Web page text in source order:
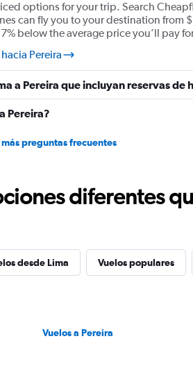
options for your trip. Search
can fly you to your destination from
below the average price you’ll pay
Pereira
a Pereira que incluyan reservas de
Pereira?
más preguntas frecuentes
diferentes
desde Lima Vuelos populares
Vuelos a Pereira